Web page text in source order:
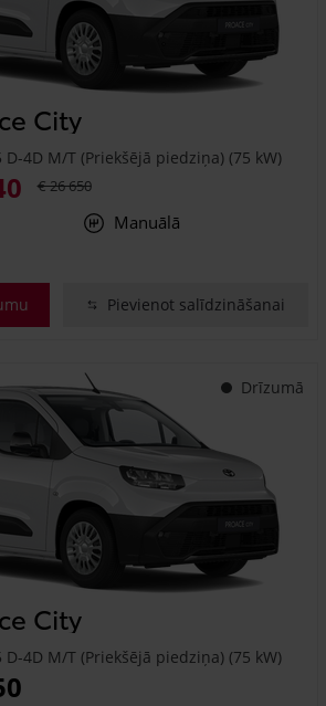
City
4D M/T (Priekšējā piedziņa) (75 kW)
€ 26 650
Manuālā
Pievienot salīdzināšanai
Drīzumā
City
4D M/T (Priekšējā piedziņa) (75 kW)